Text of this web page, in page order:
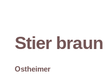
Stier
Ostheimer